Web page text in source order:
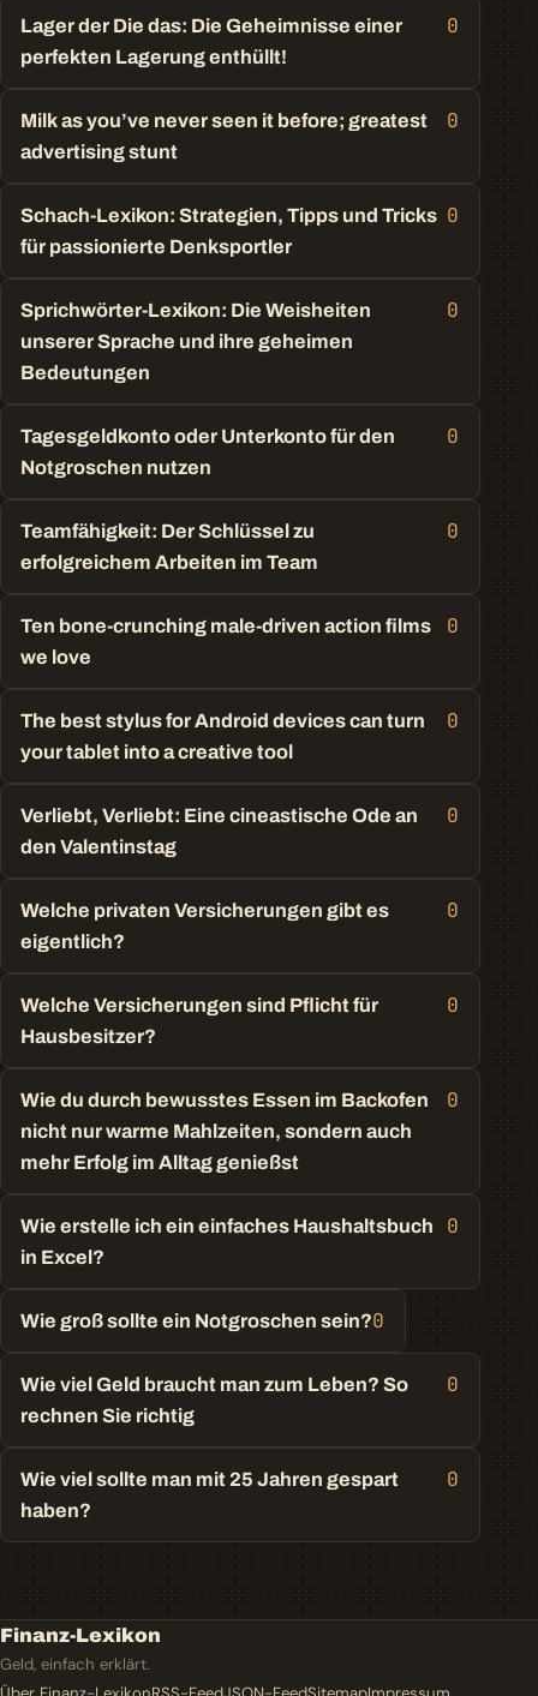
Lager der Die das: Die Geheimnisse einer
perfekten Lagerung enthüllt!
0
Milk as you’ve never seen it before; greatest
advertising stunt
0
Schach-Lexikon: Strategien, Tipps und Tricks
für passionierte Denksportler
0
Sprichwörter-Lexikon: Die Weisheiten
unserer Sprache und ihre geheimen
Bedeutungen
0
Tagesgeldkonto oder Unterkonto für den
Notgroschen nutzen
0
Teamfähigkeit: Der Schlüssel zu
erfolgreichem Arbeiten im Team
0
Ten bone-crunching male-driven action films
we love
0
The best stylus for Android devices can turn
your tablet into a creative tool
0
Verliebt, Verliebt: Eine cineastische Ode an
den Valentinstag
0
Welche privaten Versicherungen gibt es
eigentlich?
0
Welche Versicherungen sind Pflicht für
Hausbesitzer?
0
Wie du durch bewusstes Essen im Backofen
nicht nur warme Mahlzeiten, sondern auch
mehr Erfolg im Alltag genießst
0
Wie erstelle ich ein einfaches Haushaltsbuch
in Excel?
0
Wie groß sollte ein Notgroschen sein?0
Wie viel Geld braucht man zum Leben? So
rechnen Sie richtig
0
Wie viel sollte man mit 25 Jahren gespart
haben?
0
Finanz-Lexikon
Geld, einfach erklärt.